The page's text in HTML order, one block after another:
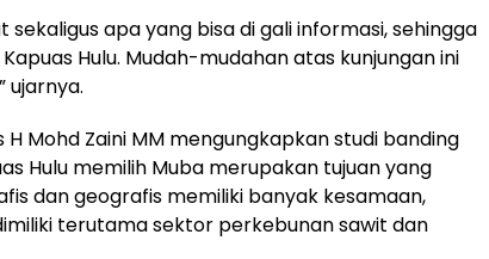
sekaligus apa yang bisa di gali informasi, sehingga
Hulu. Mudah-mudahan atas kunjungan ini
ujarnya.
Mohd Zaini MM mengungkapkan studi banding
Hulu memilih Muba merupakan tujuan yang
dan geografis memiliki banyak kesamaan,
terutama sektor perkebunan sawit dan